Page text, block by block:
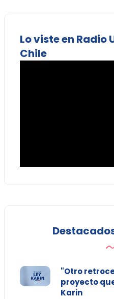
Lo viste en Radio
Chile
"Otro
proyecto
Karin